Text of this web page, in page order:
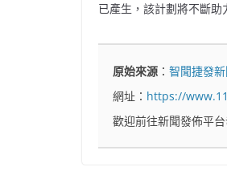
已產生，該計劃將不斷
原始來源 ：智聞捷發
網址： https://
歡迎前往新聞發佈平